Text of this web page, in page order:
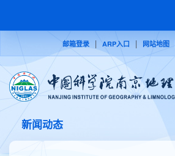
邮箱登录 | ARP入口 | 网站地图
新闻动态